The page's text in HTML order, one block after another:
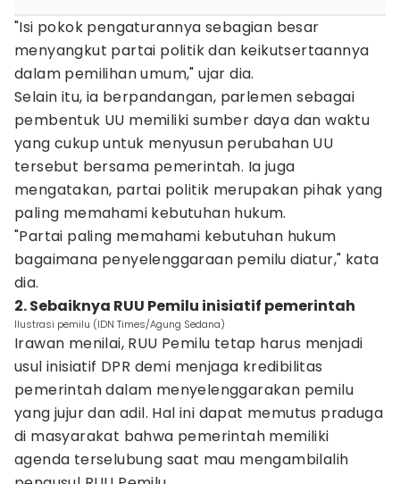
"Isi pokok pengaturannya sebagian besar
menyangkut partai politik dan keikutsertaannya
dalam pemilihan umum," ujar dia.
Selain itu, ia berpandangan, parlemen sebagai
pembentuk UU memiliki sumber daya dan waktu
yang cukup untuk menyusun perubahan UU
tersebut bersama pemerintah. Ia juga
mengatakan, partai politik merupakan pihak yang
paling memahami kebutuhan hukum.
"Partai paling memahami kebutuhan hukum
bagaimana penyelenggaraan pemilu diatur," kata
dia.
2. Sebaiknya RUU Pemilu inisiatif pemerintah
Ilustrasi pemilu (IDN Times/Agung Sedana)
Irawan menilai, RUU Pemilu tetap harus menjadi
usul inisiatif DPR demi menjaga kredibilitas
pemerintah dalam menyelenggarakan pemilu
yang jujur dan adil. Hal ini dapat memutus praduga
di masyarakat bahwa pemerintah memiliki
agenda terselubung saat mau mengambilalih